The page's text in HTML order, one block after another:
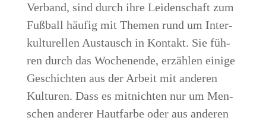
Ver­band, sind durch ihre Lei­den­schaft zum
Fuß­ball häu­fig mit The­men rund um Inter­
kul­tu­rel­len Aus­tausch in Kon­takt. Sie füh­
ren durch das Wochen­en­de, erzäh­len eini­ge
Geschich­ten aus der Arbeit mit ande­ren
Kul­tu­ren. Dass es mit­nich­ten nur um Men­
schen ande­rer Haut­far­be oder aus ande­ren